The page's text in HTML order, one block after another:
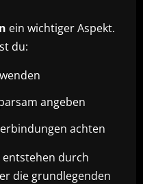
ein wichtiger Aspekt.
du:
angeben
achten
entstehen durch
die grundlegenden